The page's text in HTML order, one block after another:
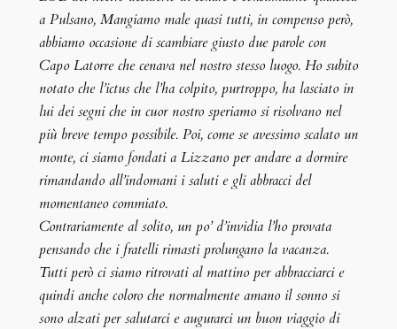
a Pulsano, Mangiamo male quasi tutti, in compenso però,
abbiamo occasione di scambiare giusto due parole con
Capo Latorre che cenava nel nostro stesso luogo. Ho subito
notato che l’ictus che l’ha colpito, purtroppo, ha lasciato in
lui dei segni che in cuor nostro speriamo si risolvano nel
più breve tempo possibile. Poi, come se avessimo scalato un
monte, ci siamo fondati a Lizzano per andare a dormire
rimandando all’indomani i saluti e gli abbracci del
momentaneo commiato.
Contrariamente al solito, un po’ d’invidia l’ho provata
pensando che i fratelli rimasti prolungano la vacanza.
Tutti però ci siamo ritrovati al mattino per abbracciarci e
quindi anche coloro che normalmente amano il sonno si
sono alzati per salutarci e augurarci un buon viaggio di